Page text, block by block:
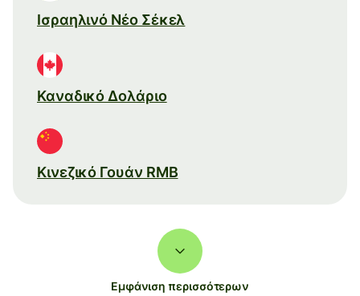
Ισραηλινό Νέο Σέκελ
Καναδικό Δολάριο
Κινεζικό Γουάν RMB
Εμφάνιση περισσότερων